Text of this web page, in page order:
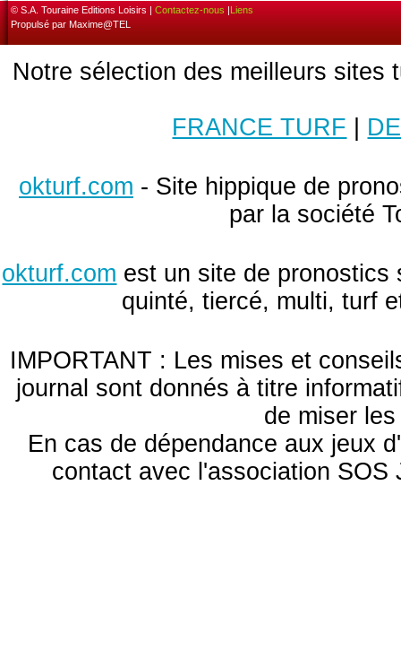
© S.A. Touraine Editions Loisirs | Contactez-nous |Liens
Propulsé par Maxime@TEL
Notre sélection des meilleurs sites
FRANCE TURF
okturf.com - Site hippique de
par la société
okturf.com est un site de pronostics
quinté, tiercé, multi, turf
IMPORTANT : Les mises et
journal sont donnés à titre
de miser
En cas de dépendance aux jeux
contact avec l'association